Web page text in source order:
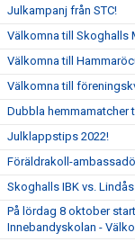
Julkampanj från STC!
Välkomna till Skoghalls
Välkomna till
Välkomna till
Dubbla hemmamatcher
Julklappstips 2022!
Föräldrakoll-
Skoghalls IBK vs. Lindås
På lördag 8 oktober
Innebandyskolan -